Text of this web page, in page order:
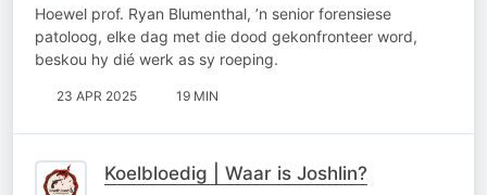
Hoewel prof. Ryan Blumenthal, ’n senior forensiese
patoloog, elke dag met die dood gekonfronteer word,
beskou hy dié werk as sy roeping.
23 APR 2025 19 MIN
Koelbloedig | Waar is Joshlin?